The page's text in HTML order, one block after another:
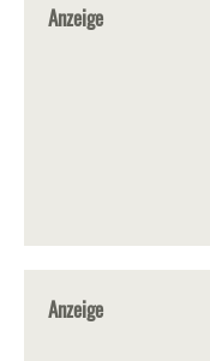
Anzeige
Anzeige